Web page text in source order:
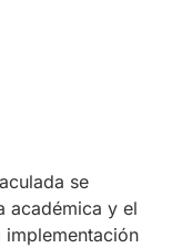
se
académica y el
implementación